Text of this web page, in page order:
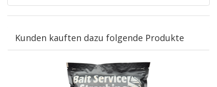
Kunden kauften dazu folgende Produkte